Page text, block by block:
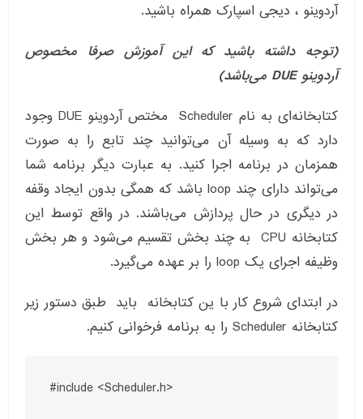
آردوینو ، دیجی اسپارک همراه باشید.
(توجه داشته باشید که این آموزش صرفا مخصوص
آردوینو DUE می‌باشد)
کتابخانه‌ای به نام Scheduler مختص آردوینو DUE وجود
دارد که به وسیله آن می‌توانید چند تابع را به صورت
همزمان در برنامه اجرا کنید. به عبارت دیگر برنامه شما
می‌تواند دارای چند loop باشد که همگی بدون ایجاد وقفه
در دیگری در حال پردازش می‌باشند. در واقع توسط این
کتابخانه CPU به چند بخش تقسیم می‌شود و هر بخش
وظیفه اجرای یک loop را بر عهده می‌گیرد.
در ابتدای شروع کار با ین کتابخانه باید طبق دستور زیر
کتابخانه Scheduler را به برنامه فرخوانی کنیم.
#include <Scheduler.h>